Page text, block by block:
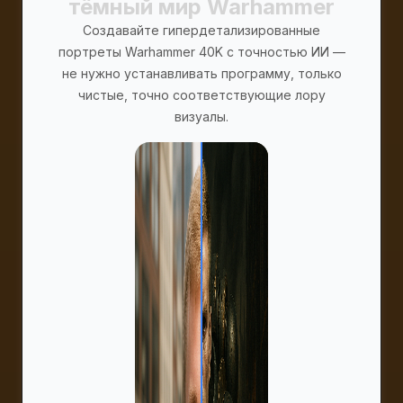
тёмный мир Warhammer
Создавайте гипердетализированные
портреты Warhammer 40K с точностью ИИ —
не нужно устанавливать программу, только
чистые, точно соответствующие лору
визуалы.